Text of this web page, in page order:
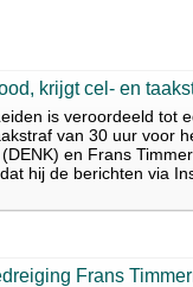
krijgt cel- en
is veroordeeld tot
van 30 uur voor
en Frans
hij de berichten via
Frans